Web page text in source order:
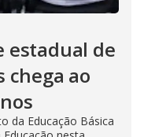
estadual de
chega ao
da Educação Básica